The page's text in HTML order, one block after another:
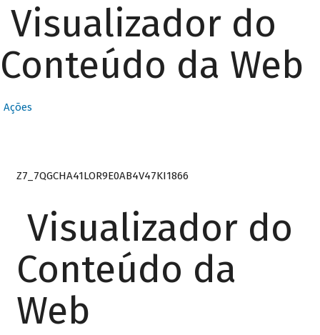
Visualizador do
Conteúdo da Web
Ações
Z7_7QGCHA41LOR9E0AB4V47KI1866
Visualizador do
Conteúdo da
Web